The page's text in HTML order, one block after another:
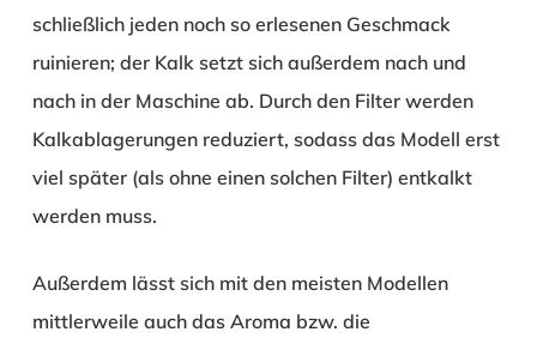
schließlich jeden noch so erlesenen Geschmack
ruinieren; der Kalk setzt sich außerdem nach und
nach in der Maschine ab. Durch den Filter werden
Kalkablagerungen reduziert, sodass das Modell erst
viel später (als ohne einen solchen Filter) entkalkt
werden muss.
Außerdem lässt sich mit den meisten Modellen
mittlerweile auch das Aroma bzw. die